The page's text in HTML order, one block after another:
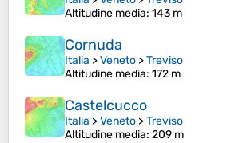
Altitudine media: 143 m
Cornuda
Italia >Veneto >Treviso
Altitudine media: 172 m
Castelcucco
Italia >Veneto >Treviso
Altitudine media: 209 m